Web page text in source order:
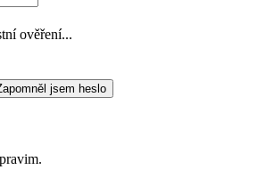
ověření...
jsem heslo